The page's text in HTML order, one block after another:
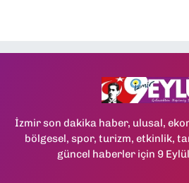
İzmir son dakika haber, ulusal,
bölgesel, spor, turizm, etkinlik,
güncel haberler için 9